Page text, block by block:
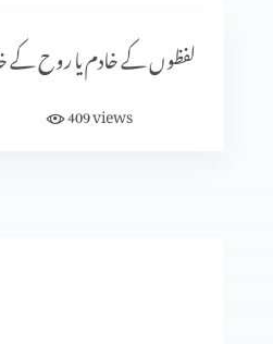
زنا (حصہ 2)
لفظوں کے خادم یا روح کے
409views